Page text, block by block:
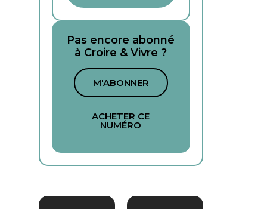
Pas encore abonné
à Croire & Vivre ?
M'ABONNER
ACHETER CE
NUMÉRO